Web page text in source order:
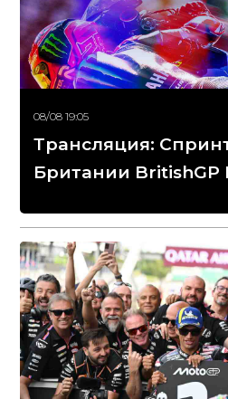
08/08 19:05
Трансляция:
Британии BritishGP